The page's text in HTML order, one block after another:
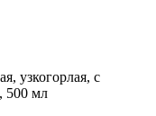
узкогорлая, с
500 мл